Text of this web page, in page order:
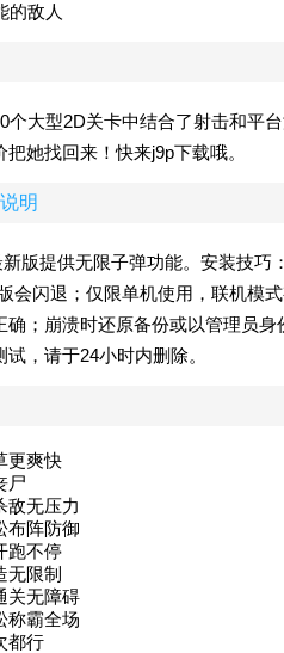
的敌人
个大型2D关卡中结合了射击和平
她找回来！快来j9p下载哦。
明
版提供无限子弹功能。安装技
会闪退；仅限单机使用，联机模
；崩溃时还原备份或以管理员
，请于24小时内删除。
更爽快
尸
敌无压力
布阵防御
跑不停
无限制
关无障碍
称霸全场
都行